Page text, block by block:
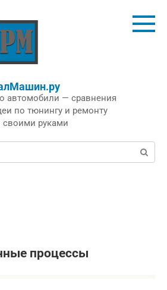
автомобили — сравнения
по тюнингу и ремонту
руками
процессы